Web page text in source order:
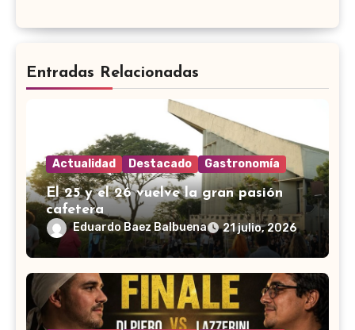
Entradas Relacionadas
Actualidad Destacado Gastronomía
El 25 y el 26 vuelve la gran pasión
cafetera
Eduardo Baez Balbuena 21 julio, 2026